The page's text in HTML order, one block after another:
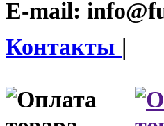
E-mail:
Контакты |